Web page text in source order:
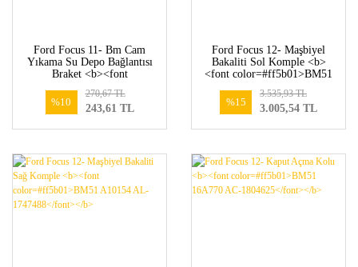
Ford Focus 11- Bm Cam
Yıkama Su Depo Bağlantısı
Braket <b><font
17C625 AB-1724326</font>
</b>
%10
243,61 TL
270,67 TL
Ford Focus 12- Maşbiyel
Bakaliti Sol Komple <b>
<font color=#ff5b01>BM51
</b>
%15
3.005,54 TL
3.535,93 TL